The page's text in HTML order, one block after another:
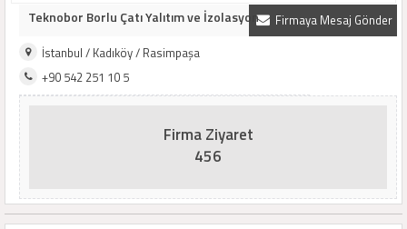
Firmaya Mesaj Gönder
Teknobor Borlu Çatı Yalıtım ve İzolasyon
İstanbul / Kadıköy / Rasimpaşa
+90 542 251 10 5
Firma Ziyaret
456